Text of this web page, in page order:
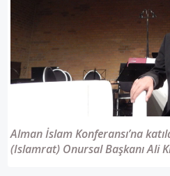
Alman İslam Konferansı’na
(Islamrat) Onursal Başkanı Ali